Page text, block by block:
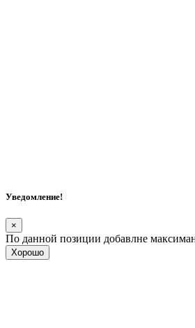
Уведомление!
×
По данной позиции добавлне
Хорошо